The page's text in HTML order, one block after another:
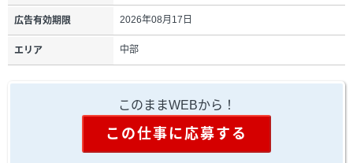
広告有効期限 2026年08月17日
エリア 中部
このままWEBから！
この仕事に応募する